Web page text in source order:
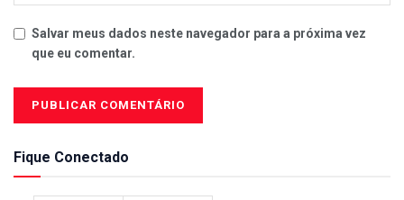
Salvar meus dados neste navegador para a próxima vez
que eu comentar.
Fique Conectado